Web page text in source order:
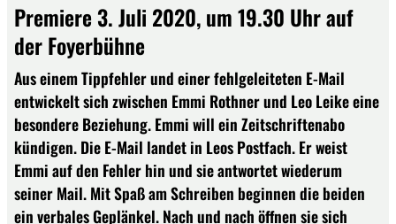
Premiere 3. Juli 2020, um 19.30 Uhr auf
der Foyerbühne
Aus einem Tippfehler und einer fehlgeleiteten E-Mail
entwickelt sich zwischen Emmi Rothner und Leo Leike eine
besondere Beziehung. Emmi will ein Zeitschriftenabo
kündigen. Die E-Mail landet in Leos Postfach. Er weist
Emmi auf den Fehler hin und sie antwortet wiederum
seiner Mail. Mit Spaß am Schreiben beginnen die beiden
ein verbales Geplänkel. Nach und nach öffnen sie sich